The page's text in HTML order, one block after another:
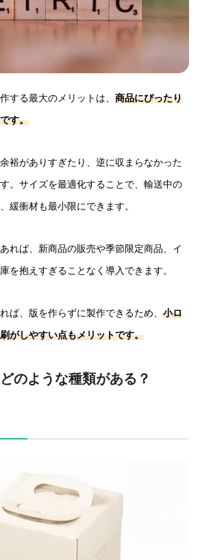
する最大のメリットは、 商品にぴったり
す。
裕がありすぎたり、逆に収まらなかった
。サイズを最適化することで、輸送中の
緩衝材も最小限にできます。
れば、新商品の販売や季節限定商品、イ
を抱えすぎることなく導入できます。
ば、版を作らずに製作できるため、 小ロ
がしやすい点もメリットです。
のような種類がある？